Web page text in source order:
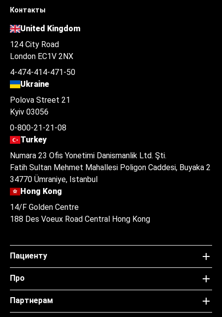
Контакты
United Kingdom
124 City Road
London EC1V 2NX
4-474-414-471-50
Ukraine
Polova Street 21
Kyiv 03056
0-800-21-21-08
Turkey
Numara 23 Ofis Yonetimi Danismanlik Ltd. Şti.
Fatih Sultan Mehmet Mahallesi Poligon Caddesi, Buyaka 2
34770 Ümraniye, Istanbul
Hong Kong
14/F Golden Centre
188 Des Voeux Road Central Hong Kong
Пациенту
Про
Партнерам